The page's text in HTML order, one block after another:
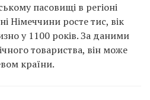
пасовищі в регіоні
Німеччини росте тис, вік
у 1100 років. За даними
товариства, він може
країни.